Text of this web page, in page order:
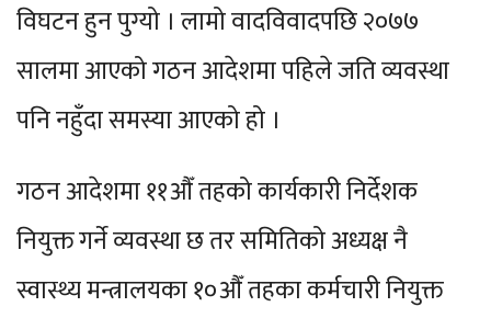
विघटन हुन पुग्यो । लामो वादविवादपछि २०७७
सालमा आएको गठन आदेशमा पहिले जति व्यवस्था
पनि नहुँदा समस्या आएको हो ।
गठन आदेशमा ११औँ तहको कार्यकारी निर्देशक
नियुक्त गर्ने व्यवस्था छ तर समितिको अध्यक्ष नै
स्वास्थ्य मन्त्रालयका १०औँ तहका कर्मचारी नियुक्त